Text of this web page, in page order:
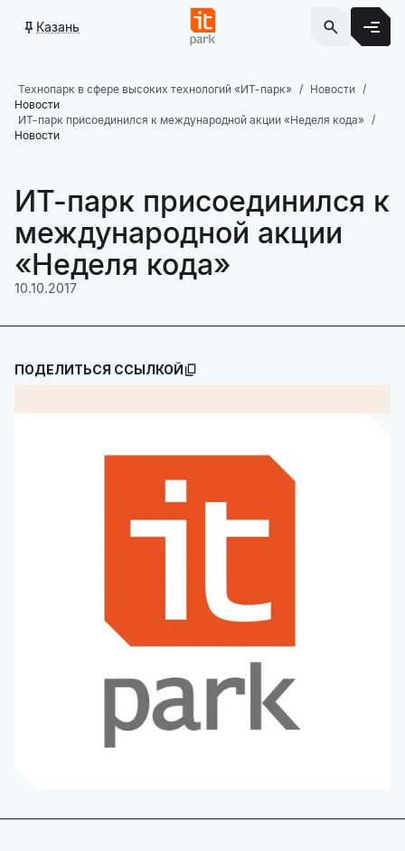
Казань
Технопарк в сфере высоких технологий «ИТ-парк»
Новости
Новости
ИТ-парк присоединился к международной акции «Неделя кода»
Новости
ИТ-парк присоединился к
международной акции
«Неделя кода»
10.10.2017
ПОДЕЛИТЬСЯ ССЫЛКОЙ